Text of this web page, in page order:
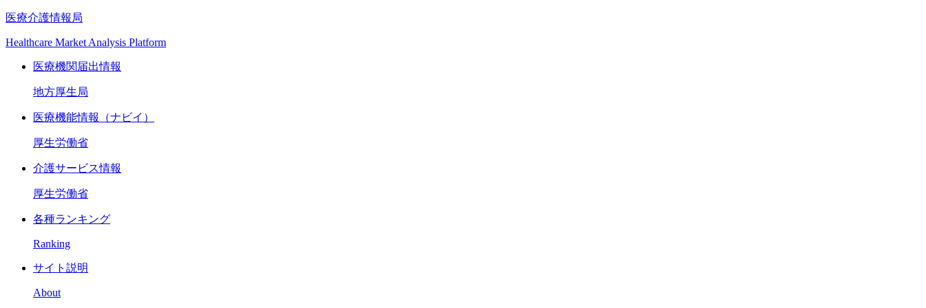
医療介護情報局
Healthcare Market Analysis Platform
医療機関届出情報
地方厚生局
医療機能情報（ナビイ）
厚生労働省
介護サービス情報
厚生労働省
各種ランキング
Ranking
サイト説明
About